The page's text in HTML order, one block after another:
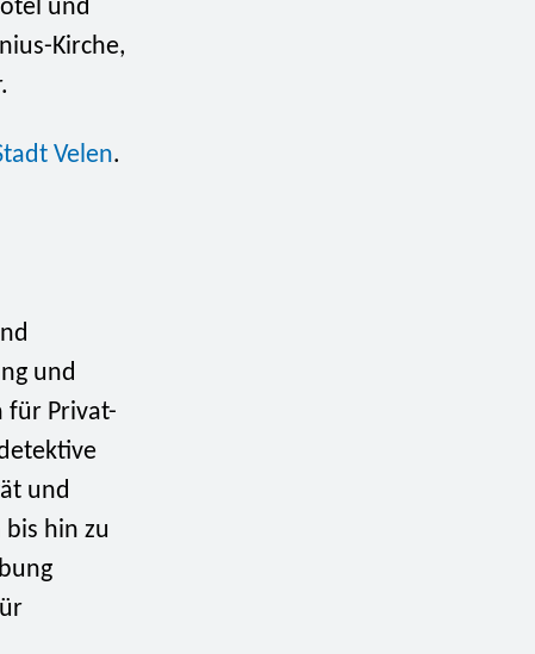
und
Kirche,
Velen.
und
für Privat-
und
hin zu